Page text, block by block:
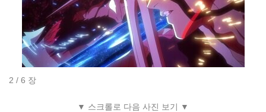
2 / 6 장
▼ 스크롤로 다음 사진 보기 ▼